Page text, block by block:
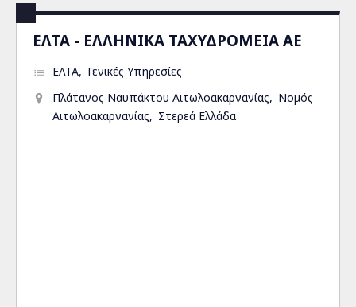
ΕΛΤΑ - ΕΛΛΗΝΙΚΑ ΤΑΧΥΔΡΟΜΕΙΑ ΑΕ
ΕΛΤΑ
Γενικές Υπηρεσίες
Πλάτανος Ναυπάκτου Αιτωλοακαρνανίας
Νομός
Αιτωλοακαρνανίας
Στερεά Ελλάδα